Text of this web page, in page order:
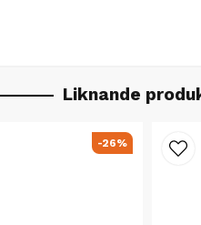
Liknande
-26%